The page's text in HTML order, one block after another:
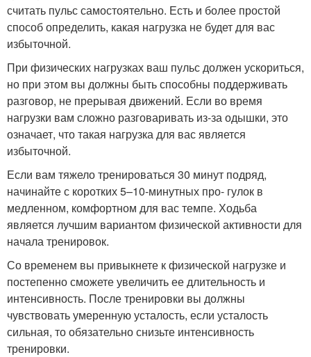
считать пульс самостоятельно. Есть и более простой
способ определить, какая нагрузка не будет для вас
избыточной.
При физических нагрузках ваш пульс должен ускориться,
но при этом вы должны быть способны поддерживать
разговор, не прерывая движений. Если во время
нагрузки вам сложно разговаривать из-за одышки, это
означает, что такая нагрузка для вас является
избыточной.
Если вам тяжело тренироваться 30 минут подряд,
начинайте с коротких 5–10-минутных про- гулок в
медленном, комфортном для вас темпе. Ходьба
является лучшим вариантом физической активности для
начала тренировок.
Со временем вы привыкнете к физической нагрузке и
постепенно сможете увеличить ее длительность и
интенсивность. После тренировки вы должны
чувствовать умеренную усталость, если усталость
сильная, то обязательно снизьте интенсивность
тренировки.